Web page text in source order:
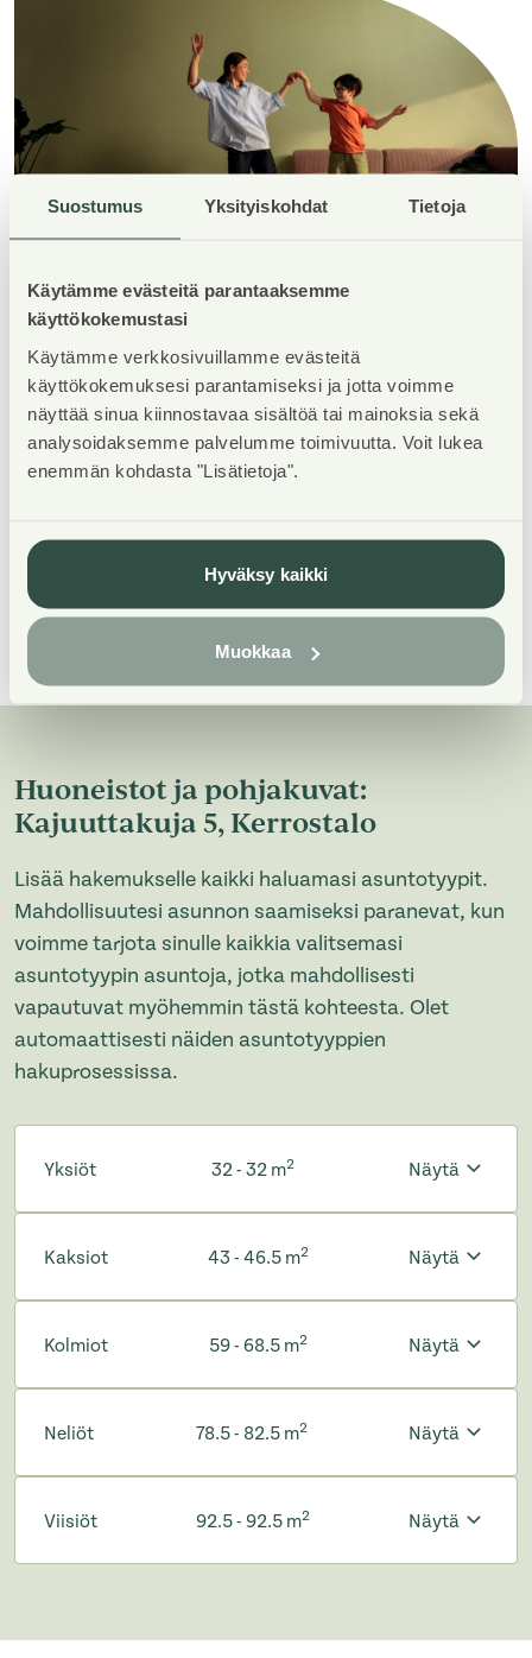
Suostumus Yksityiskohdat Tietoja
Käytämme evästeitä parantaaksemme
käyttökokemustasi
Käytämme verkkosivuillamme evästeitä
käyttökokemuksesi parantamiseksi ja jotta voimme
näyttää sinua kiinnostavaa sisältöä tai mainoksia sekä
analysoidaksemme palvelumme toimivuutta. Voit lukea
enemmän kohdasta "Lisätietoja".
Hyväksy kaikki
Muokkaa
Lataa esite Kajuuttakujan
kohteestamme
Esite Kajuuttakuja 5
Huoneistot ja pohjakuvat:
Kajuuttakuja 5, Kerrostalo
Lisää hakemukselle kaikki haluamasi asuntotyypit.
Mahdollisuutesi asunnon saamiseksi paranevat, kun
voimme tarjota sinulle kaikkia valitsemasi
asuntotyypin asuntoja, jotka mahdollisesti
vapautuvat myöhemmin tästä kohteesta. Olet
automaattisesti näiden asuntotyyppien
hakuprosessissa.
Yksiöt 32 - 32 m2 Näytä
Kaksiot 43 - 46.5 m2 Näytä
Kolmiot 59 - 68.5 m2 Näytä
Neliöt 78.5 - 82.5 m2 Näytä
Viisiöt 92.5 - 92.5 m2 Näytä